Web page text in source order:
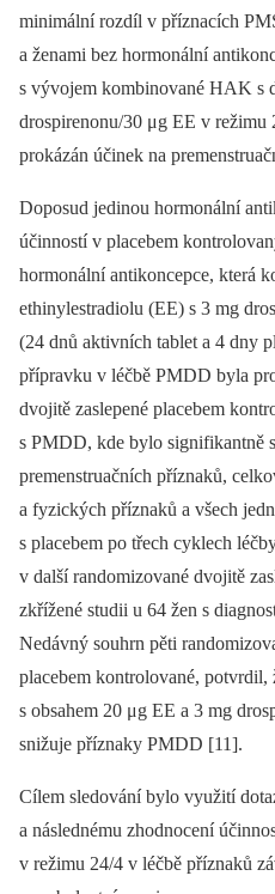
minimální rozdíl v příznacích
a ženami bez hormonální
s vývojem kombinované HAK s
drospirenonu/30 μg EE v režimu
prokázán účinek na
Doposud jedinou hormonální
účinností v placebem
hormonální antikoncepce, která
ethinylestradiolu (EE) s 3 mg
(24 dnů aktivních tablet a 4 dny
přípravku v léčbě PMDD byla
dvojitě zaslepené placebem
s PMDD, kde bylo signifikantně
premenstruačních příznaků,
a fyzických příznaků a všech
s placebem po třech cyklech
v další randomizované dvojitě
zkřížené studii u 64 žen s
Nedávný souhrn pěti
placebem kontrolované, potvrdil,
s obsahem 20 μg EE a 3 mg
snižuje příznaky PMDD [11].
Cílem sledování bylo využití
a následnému zhodnocení
v režimu 24/4 v léčbě příznaků